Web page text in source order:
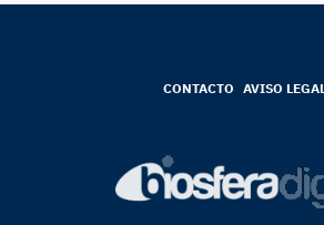
CONTACTO AVISO LEGAL